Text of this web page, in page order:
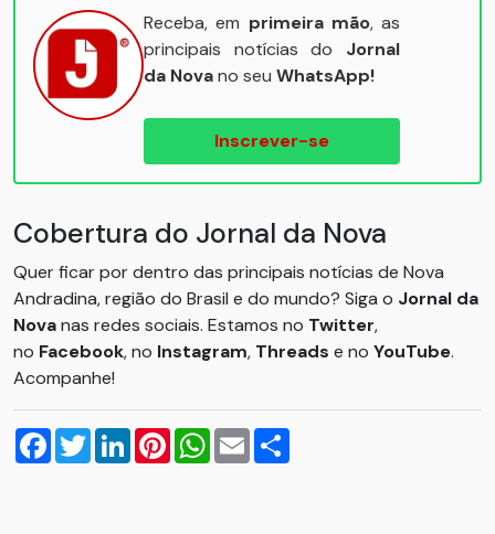
Receba, em primeira mão, as
principais notícias do Jornal
da Novano seu WhatsApp!
Inscrever-se
Cobertura do Jornal da Nova
Quer ficar por dentro das principais notícias de Nova
Andradina, região do Brasil e do mundo? Siga o Jornal da
Novanas redes sociais. Estamos no Twitter,
no Facebook, no Instagram, Threads e no YouTube.
Acompanhe!
Facebook
TwitterLinkedInPinterestWhatsApp
Email